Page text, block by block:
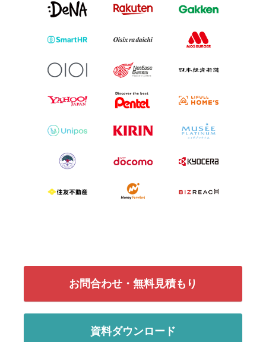
お問合わせ・無料見積もり
資料ダウンロード